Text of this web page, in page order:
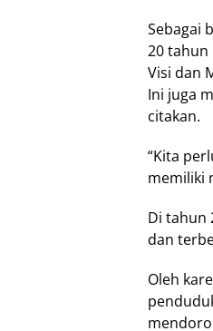
Sebagai
20 tahun
Visi dan
Ini juga
citakan.
“Kita
memiliki
Di tahun
dan
Oleh